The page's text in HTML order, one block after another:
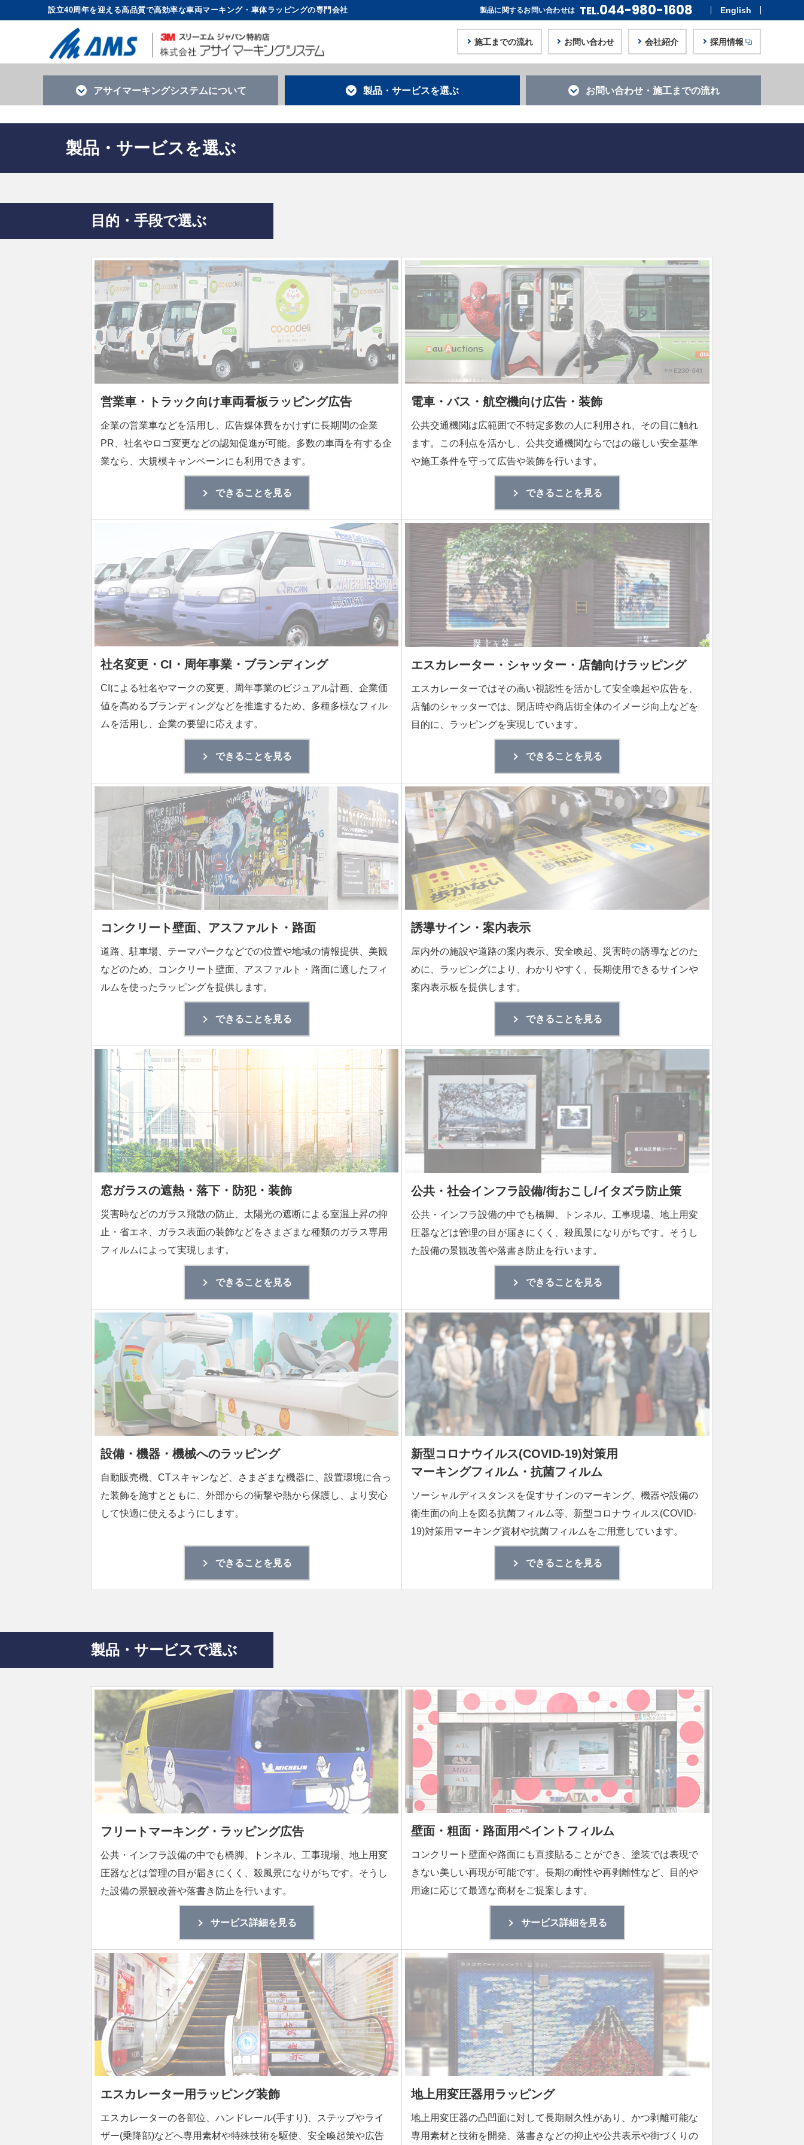
設立40周年を迎える高品質で高効率な車両マーキング・車体ラッピングの専門会社 製品に関するお問い合わせは TEL.044-980-1608 English
施工までの流れ お問い合わせ 会社紹介 採用情報
アサイマーキングシステムについて 製品・サービスを選ぶ お問い合わせ・ 施工までの流れ
製品・サービスを選ぶ
目的・手段で選ぶ
営業車・トラック向け車両看板ラッピング広告
企業の営業車などを活用し、広告媒体費をかけずに長期間の企業
PR、社名やロゴ変更などの認知促進が可能。多数の車両を有する企
業なら、大規模キャンペーンにも利用できます。
できることを見る
電車・バス・航空機向け広告・装飾
公共交通機関は広範囲で不特定多数の人に利用され、その目に触れ
ます。この利点を活かし、公共交通機関ならではの厳しい安全基準
や施工条件を守って広告や装飾を行います。
できることを見る
社名変更・CI・周年事業・ブランディング
CIによる社名やマークの変更、周年事業のビジュアル計画、企業価
値を高めるブランディングなどを推進するため、多種多様なフィル
ムを活用し、企業の要望に応えます。
できることを見る
エスカレーター・シャッター・店舗向けラッピング
エスカレーターではその高い視認性を活かして安全喚起や広告を、
店舗のシャッターでは、閉店時や商店街全体のイメージ向上などを
目的に、ラッピングを実現しています。
できることを見る
コンクリート壁面、アスファルト・路面
道路、駐車場、テーマパークなどでの位置や地域の情報提供、美観
などのため、コンクリート壁面、アスファルト・路面に適したフィ
ルムを使ったラッピングを提供します。
できることを見る
誘導サイン・案内表示
屋内外の施設や道路の案内表示、安全喚起、災害時の誘導などのた
めに、ラッピングにより、わかりやすく、長期使用できるサインや
案内表示板を提供します。
できることを見る
窓ガラスの遮熱・落下・防犯・装飾
災害時などのガラス飛散の防止、太陽光の遮断による室温上昇の抑
止・省エネ、ガラス表面の装飾などをさまざまな種類のガラス専用
フィルムによって実現します。
できることを見る
公共・社会インフラ設備/街おこし/イタズラ防止策
公共・インフラ設備の中でも橋脚、トンネル、工事現場、地上用変
圧器などは管理の目が届きにくく、殺風景になりがちです。そうし
た設備の景観改善や落書き防止を行います。
できることを見る
設備・機器・機械へのラッピング
自動販売機、CTスキャンなど、さまざまな機器に、設置環境に合っ
た装飾を施すとともに、外部からの衝撃や熱から保護し、より安心
して快適に使えるようにします。
できることを見る
新型コロナウイルス(COVID-19)対策⽤
マーキングフィルム・抗菌フィルム
ソーシャルディスタンスを促すサインのマーキング、機器や設備の
衛生面の向上を図る抗菌フィルム等、新型コロナウィルス(COVID-
19)対策用マーキング資材や抗菌フィルムをご用意しています。
できることを見る
製品・サービスで選ぶ
フリートマーキング・ラッピング広告
公共・インフラ設備の中でも橋脚、トンネル、工事現場、地上用変
圧器などは管理の目が届きにくく、殺風景になりがちです。そうし
た設備の景観改善や落書き防止を行います。
サービス詳細を見る
壁面・粗面・路面用ペイントフィルム
コンクリート壁面や路面にも直接貼ることができ、塗装では表現で
きない美しい再現が可能です。長期の耐性や再剥離性など、目的や
用途に応じて最適な商材をご提案します。
サービス詳細を見る
エスカレーター用ラッピング装飾
エスカレーターの各部位、ハンドレール(手すり)、ステップやライ
ザー(乗降部)などへ専用素材や特殊技術を駆使、安全喚起策や広告
地上用変圧器用ラッピング
地上用変圧器の凸凹面に対して長期耐久性があり、かつ剥離可能な
専用素材と技術を開発、落書きなどの抑止や公共表示や街づくりの